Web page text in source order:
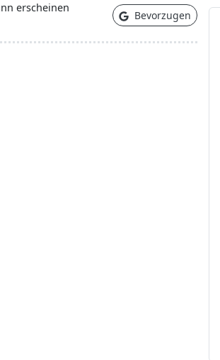
erscheinen
Bevorzugen